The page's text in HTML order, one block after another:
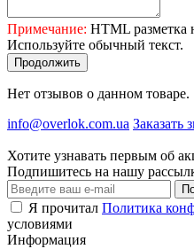
Примечание: HTML разметка
Используйте обычный текст.
Продолжить
Нет отзывов о данном товаре.
info@overlok.com.ua Заказать
Хотите узнавать первым об
Подпишитесь на нашу
Я прочитал Политика
условиями
Информация